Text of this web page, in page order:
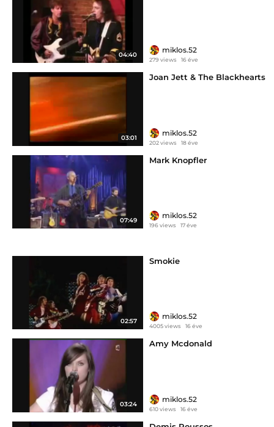
04:40
miklos.52
279 views 16 éve
03:01
Joan Jett & The Blackhearts
miklos.52
202 views 18 éve
07:49
Mark Knopfler
miklos.52
196 views 17 éve
02:57
Smokie
miklos.52
4005 views 16 éve
03:24
Amy Mcdonald
miklos.52
610 views 16 éve